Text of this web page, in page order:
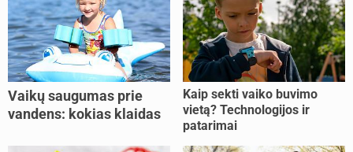
Vaikų saugumas prie
vandens: kokias klaidas
Kaip sekti vaiko buvimo
vietą? Technologijos ir
patarimai